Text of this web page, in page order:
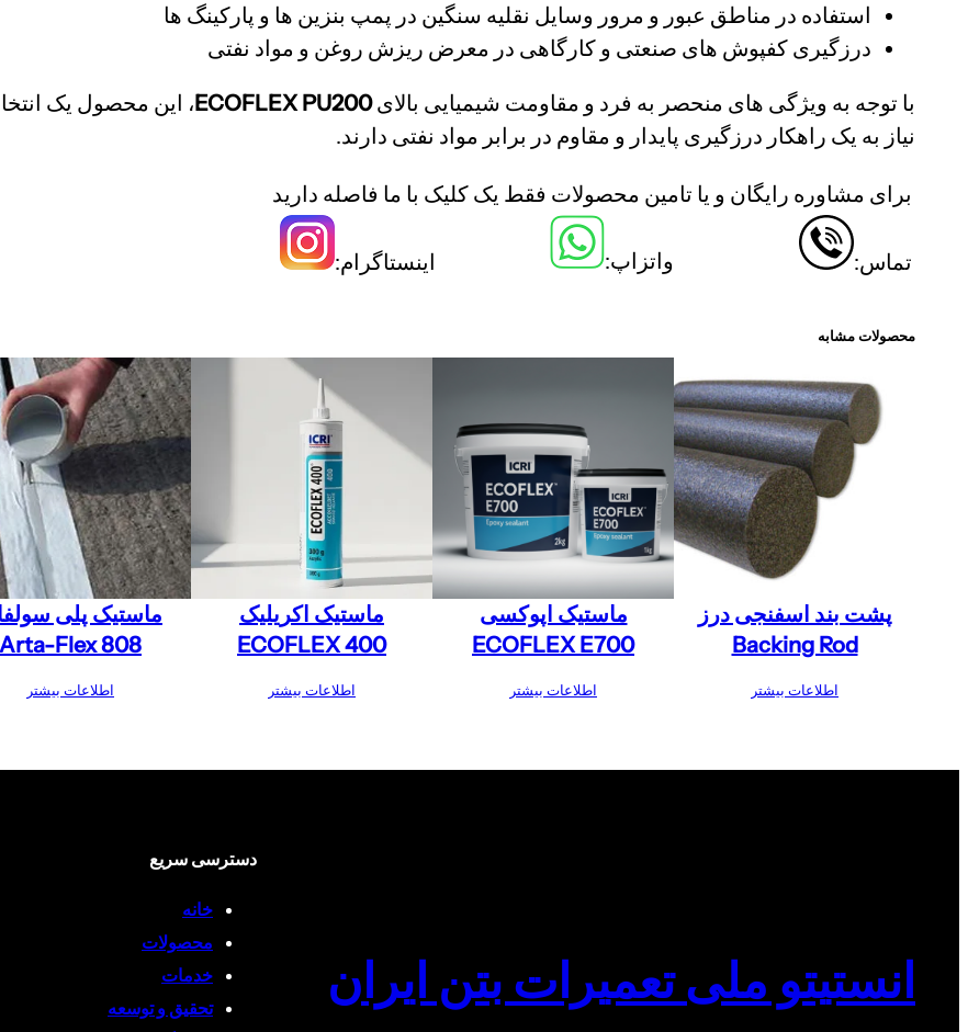
استفاده در مناطق عبور و مرور وسایل نقلیه سنگین در پمپ بنزین ها و پارکینگ ها
درزگیری کفپوش های صنعتی و کارگاهی در معرض ریزش روغن و مواد نفتی
با توجه به ویژگی های منحصر به فرد و مقاومت شیمیایی بالایECOFLEX PU200، این محصول یک
نیاز به یک راهکار درزگیری پایدار و مقاوم در برابر مواد نفتی دارند.
برای مشاوره رایگان و یا تامین محصولات فقط یک کلیک با ما فاصله دارید
تماس: واتزاپ: اینستاگرام:
محصولات مشابه
پشت بند اسفنجی درز
Backing Rod
اطلاعات بیشتر
ماستیک اپوکسی
ECOFLEX E700
اطلاعات بیشتر
ماستیک اکریلیک
ECOFLEX 400
اطلاعات بیشتر
ماستیک پلی
Arta-Flex 808
اطلاعات بیشتر
انستیتو ملی تعمیرات بتن ایران
دسترسی سریع
خانه
محصولات
خدمات
تحقیق و توسعه